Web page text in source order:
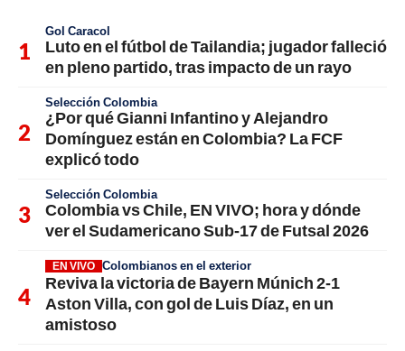
Gol Caracol
Luto en el fútbol de Tailandia; jugador falleció
en pleno partido, tras impacto de un rayo
Selección Colombia
¿Por qué Gianni Infantino y Alejandro
Domínguez están en Colombia? La FCF
explicó todo
Selección Colombia
Colombia vs Chile, EN VIVO; hora y dónde
ver el Sudamericano Sub-17 de Futsal 2026
EN VIVO Colombianos en el exterior
Reviva la victoria de Bayern Múnich 2-1
Aston Villa, con gol de Luis Díaz, en un
amistoso